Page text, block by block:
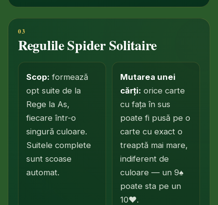
Regulile Spider Solitaire
Scop: formează
opt suite de la
Rege la As,
fiecare într-o
singură culoare.
Suitele complete
sunt scoase
automat.
Mutarea unei
cărți: orice carte
cu fața în sus
poate fi pusă pe o
carte cu exact o
treaptă mai mare,
indiferent de
culoare — un 9♠
poate sta pe un
10♥.